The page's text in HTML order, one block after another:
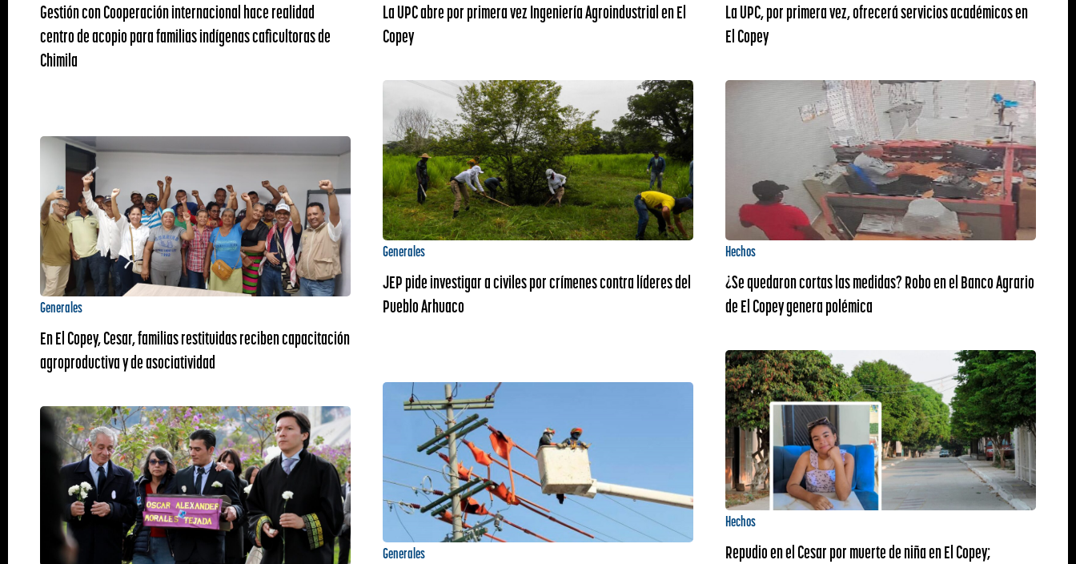
Gestión con Cooperación internacional hace realidad
centro de acopio para familias indígenas caficultoras de
Chimila
La UPC abre por primera vez Ingeniería Agroindustrial en El
Copey
La UPC, por primera vez, ofrecerá servicios académicos en
El Copey
Generales
JEP pide investigar a civiles por crímenes contra líderes del
Pueblo Arhuaco
Hechos
¿Se quedaron cortas las medidas? Robo en el Banco Agrario
de El Copey genera polémica
Generales
En El Copey, Cesar, familias restituidas reciben capacitación
agroproductiva y de asociatividad
Hechos
Repudio en el Cesar por muerte de niña en El Copey;
Generales